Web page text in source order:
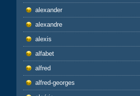
alexander
alexandre
alexis
alfabet
alfred
alfred-georges